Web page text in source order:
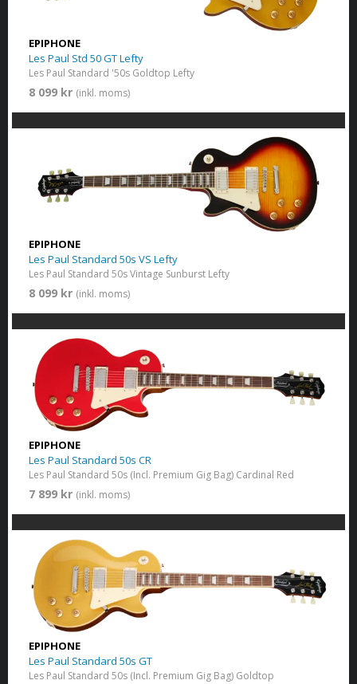
EPIPHONE
Les Paul Std 50 GT Lefty
Les Paul Standard '50s Goldtop Lefty
8 099 kr (inkl. moms)
EPIPHONE
Les Paul Standard 50s VS Lefty
Les Paul Standard 50s Vintage Sunburst Lefty
8 099 kr (inkl. moms)
EPIPHONE
Les Paul Standard 50s CR
Les Paul Standard 50s (Incl. Premium Gig Bag) Cardinal Red
7 899 kr (inkl. moms)
EPIPHONE
Les Paul Standard 50s GT
Les Paul Standard 50s (Incl. Premium Gig Bag) Goldtop